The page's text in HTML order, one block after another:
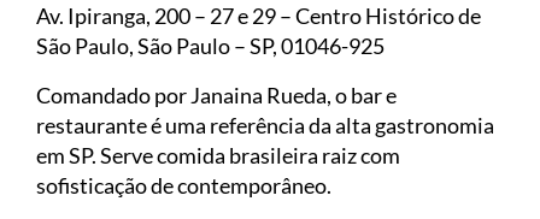
Av. Ipiranga, 200 – 27 e 29 – Centro Histórico de
São Paulo, São Paulo – SP, 01046-925
Comandado por Janaina Rueda, o bar e
restaurante é uma referência da alta gastronomia
em SP. Serve comida brasileira raiz com
sofisticação de contemporâneo.